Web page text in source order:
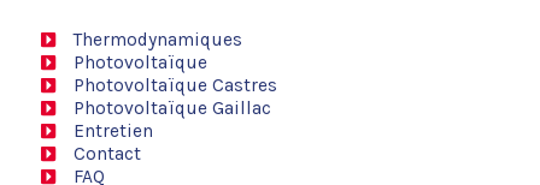
Thermodynamiques
Photovoltaïque
Photovoltaïque Castres
Photovoltaïque Gaillac
Entretien
Contact
FAQ